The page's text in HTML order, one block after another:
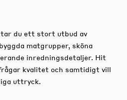
du ett stort utbud av
matgrupper, sköna
inredningsdetaljer. Hit
kvalitet och samtidigt vill
uttryck.